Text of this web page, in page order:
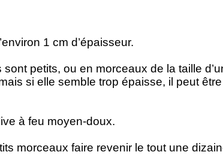
1 cm d’épaisseur.
petits, ou en morceaux de la taille
si elle semble trop épaisse, il peut
à feu moyen-doux.
morceaux faire revenir le tout une